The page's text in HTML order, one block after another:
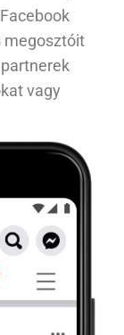
megosztóit
vagy